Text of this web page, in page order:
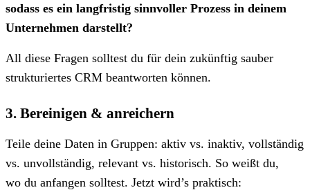
sodass es ein langfristig sinnvoller Prozess in deinem
Unternehmen darstellt?
All diese Fragen solltest du für dein zukünftig sauber
strukturiertes CRM beantworten können.
3. Bereinigen & anreichern
Teile deine Daten in Gruppen: aktiv vs. inaktiv, vollständig
vs. unvollständig, relevant vs. historisch. So weißt du,
wo du anfangen solltest. Jetzt wird’s praktisch: